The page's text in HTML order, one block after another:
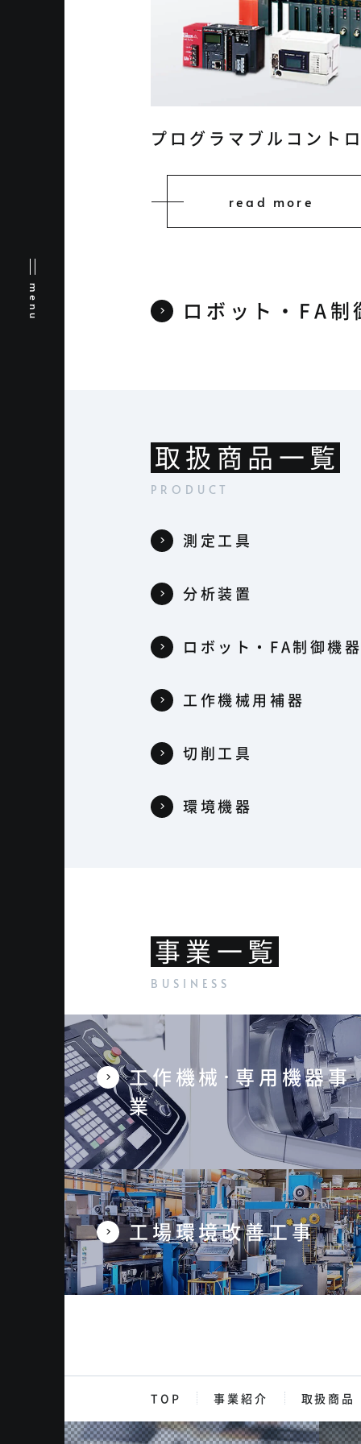
menu
プログラマブルコント
read more
ロボット・FA
取扱商品一覧
測定工具
分析装置
ロボット・FA制御機
工作機械用補器
切削工具
環境機器
事業一覧
工作機械･専用機器事
業
工場環境改善工事
TOP 事業紹介 取扱商品